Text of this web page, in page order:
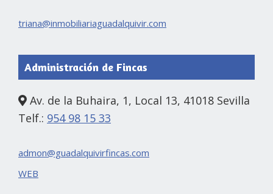
triana@inmobiliariaguadalquivir.com
Administración de Fincas
Av. de la Buhaira, 1, Local 13, 41018 Sevilla
Telf.: 954 98 15 33
admon@guadalquivirfincas.com
WEB